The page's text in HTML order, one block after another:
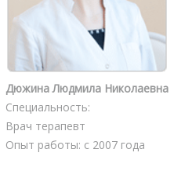
Дюжина Людмила Николаевна
Специальность:
Врач терапевт
Опыт работы: с 2007 года